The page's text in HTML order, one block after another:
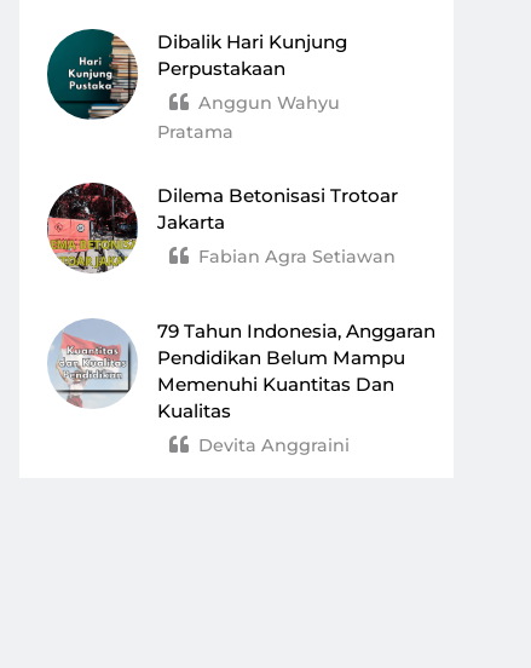
Dibalik Hari Kunjung
Perpustakaan
Anggun Wahyu
Pratama
Dilema Betonisasi Trotoar
Jakarta
Fabian Agra Setiawan
79 Tahun Indonesia, Anggaran
Pendidikan Belum Mampu
Memenuhi Kuantitas Dan
Kualitas
Devita Anggraini